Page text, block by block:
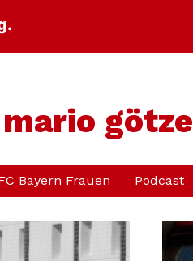
mario götze
Bayern Frauen Podcast